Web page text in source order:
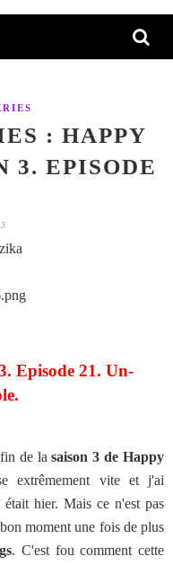
: HAPPY
3. EPISODE
Episode 21. Un-
fin de lasaison 3 de Happy
extrêmement vite et j'ai
hier. Mais ce n'est pas
moment une fois de plus
. C'est fou comment cette